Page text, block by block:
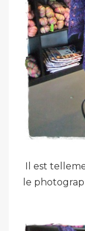
Il est
le